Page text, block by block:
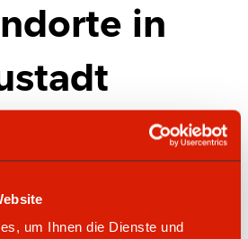
um Ihnen die Dienste und
in
in Bergneustadt hier